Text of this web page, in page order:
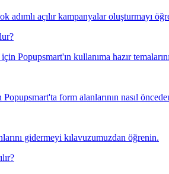
adımlı açılır kampanyalar oluşturmayı
Popupsmart'ın kullanıma hazır
form alanlarının nasıl
gidermeyi kılavuzumuzdan öğrenin.